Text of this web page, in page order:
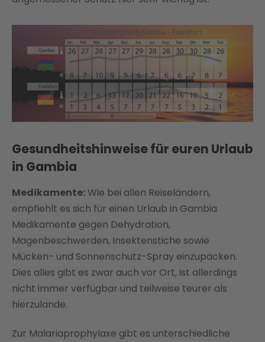
Gesundheitshinweise für euren Urlaub
in Gambia
Medikamente:Wie bei allen Reiseländern,
empfiehlt es sich für einen Urlaub in Gambia
Medikamente gegen Dehydration,
Magenbeschwerden, Insektenstiche sowie
Mücken- und Sonnenschutz-Spray einzupacken.
Dies alles gibt es zwar auch vor Ort, ist allerdings
nicht immer verfügbar und teilweise teurer als
hierzulande.
Zur Malariaprophylaxe gibt es unterschiedliche